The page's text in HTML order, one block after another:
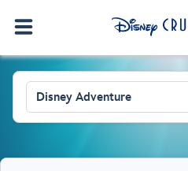
Disney Adventure